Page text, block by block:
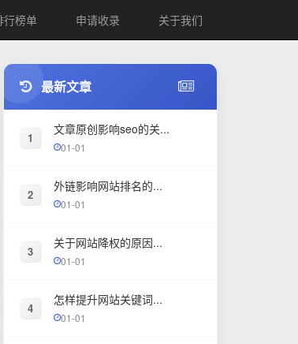
行榜单 申请收录 关于我们
最新文章
1
文章原创影响seo的关...
01-01
2
外链影响网站排名的...
01-01
3
关于网站降权的原因...
01-01
4
怎样提升网站关键词...
01-01